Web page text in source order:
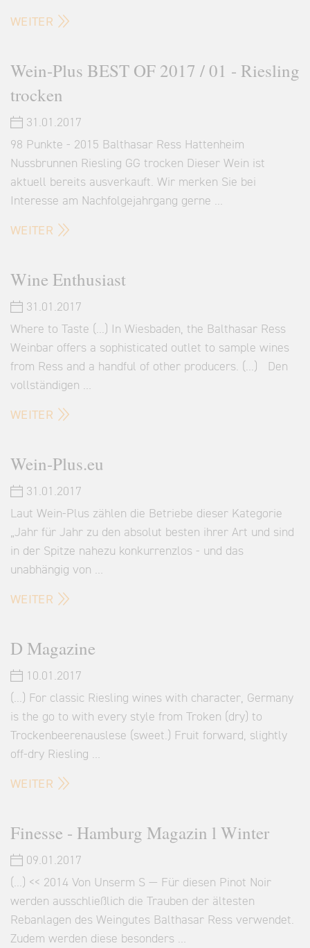
WEITER
Wein-Plus BEST OF 2017 / 01 - Riesling
trocken
31.01.2017
98 Punkte - 2015 Balthasar Ress Hattenheim
Nussbrunnen Riesling GG trocken Dieser Wein ist
aktuell bereits ausverkauft. Wir merken Sie bei
Interesse am Nachfolgejahrgang gerne …
WEITER
Wine Enthusiast
31.01.2017
Where to Taste (...) In Wiesbaden, the Balthasar Ress
Weinbar offers a sophisticated outlet to sample wines
from Ress and a handful of other producers. (...) Den
vollständigen …
WEITER
Wein-Plus.eu
31.01.2017
Laut Wein-Plus zählen die Betriebe dieser Kategorie
„Jahr für Jahr zu den absolut besten ihrer Art und sind
in der Spitze nahezu konkurrenzlos - und das
unabhängig von …
WEITER
D Magazine
10.01.2017
(...) For classic Riesling wines with character, Germany
is the go to with every style from Troken (dry) to
Trockenbeerenauslese (sweet.) Fruit forward, slightly
off-dry Riesling …
WEITER
Finesse - Hamburg Magazin l Winter
09.01.2017
(...) << 2014 Von Unserm S — Für diesen Pinot Noir
werden ausschließlich die Trauben der ältesten
Rebanlagen des Weingutes Balthasar Ress verwendet.
Zudem werden diese besonders …